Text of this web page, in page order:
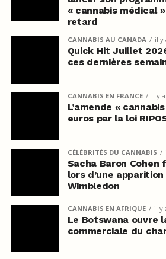
« cannabis médical
retard
CANNABIS AU CANADA il y
Quick Hit Juillet
ces dernières
CANNABIS EN FRANCE il y
L’amende «
euros par la loi
CÉLÉBRITÉS DU CANNABIS
Sacha Baron Cohen
lors d’une
Wimbledon
CANNABIS EN AFRIQUE il y
Le Botswana ouvre
commerciale du